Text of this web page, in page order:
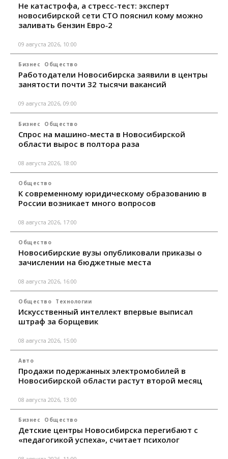
Не катастрофа, а стресс-тест: эксперт
новосибирской сети СТО пояснил кому можно
заливать бензин Евро‑2
09 августа 2026, 10:00
Бизнес Общество
Работодатели Новосибирска заявили в центры
занятости почти 32 тысячи вакансий
09 августа 2026, 09:00
Бизнес Общество
Спрос на машино-места в Новосибирской
области вырос в полтора раза
08 августа 2026, 18:00
Общество
К современному юридическому образованию в
России возникает много вопросов
08 августа 2026, 17:00
Общество
Новосибирские вузы опубликовали приказы о
зачислении на бюджетные места
08 августа 2026, 16:00
Общество Технологии
Искусственный интеллект впервые выписал
штраф за борщевик
08 августа 2026, 15:00
Авто
Продажи подержанных электромобилей в
Новосибирской области растут второй месяц
08 августа 2026, 13:00
Бизнес Общество
Детские центры Новосибирска перегибают с
«педагогикой успеха», считает психолог